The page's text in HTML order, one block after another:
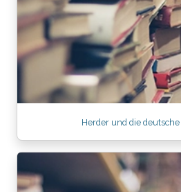
Herder und die